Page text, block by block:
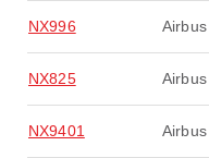
NX996
NX825
NX9401